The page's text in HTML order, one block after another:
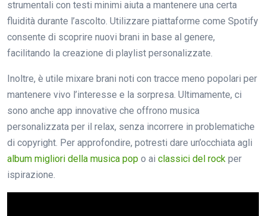
strumentali con testi minimi aiuta a mantenere una certa
fluidità durante l’ascolto. Utilizzare piattaforme come Spotify
consente di scoprire nuovi brani in base al genere,
facilitando la creazione di playlist personalizzate.
Inoltre, è utile mixare brani noti con tracce meno popolari per
mantenere vivo l’interesse e la sorpresa. Ultimamente, ci
sono anche app innovative che offrono musica
personalizzata per il relax, senza incorrere in problematiche
di copyright. Per approfondire, potresti dare un’occhiata agli
album migliori della musica pop o ai classici del rock per
ispirazione.